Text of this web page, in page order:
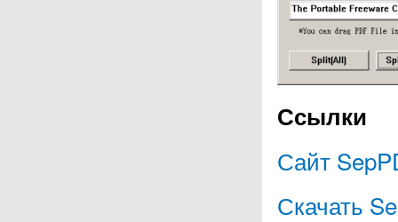
Ссылки
Сайт
Скачать